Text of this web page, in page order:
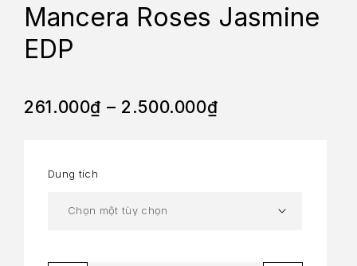
Mancera Roses Jasmine
EDP
261.000₫ – 2.500.000₫
Dung tích